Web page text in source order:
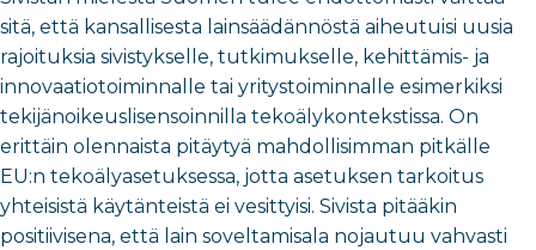
sitä, että kansallisesta lainsäädännöstä aiheutuisi uusia
rajoituksia sivistykselle, tutkimukselle, kehittämis- ja
innovaatiotoiminnalle tai yritystoiminnalle esimerkiksi
tekijänoikeuslisensoinnilla tekoälykontekstissa. On
erittäin olennaista pitäytyä mahdollisimman pitkälle
EU:n tekoälyasetuksessa, jotta asetuksen tarkoitus
yhteisistä käytänteistä ei vesittyisi. Sivista pitääkin
positiivisena, että lain soveltamisala nojautuu vahvasti